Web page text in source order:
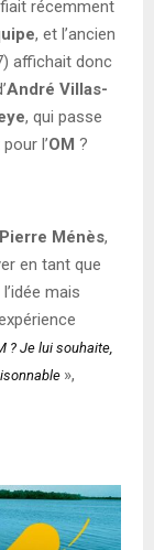
récemment
, et l’ancien
affichait donc
André Villas-
, qui passe
l’OM ?
Pierre Ménès,
en tant que
mais
? Je lui souhaite,
»,